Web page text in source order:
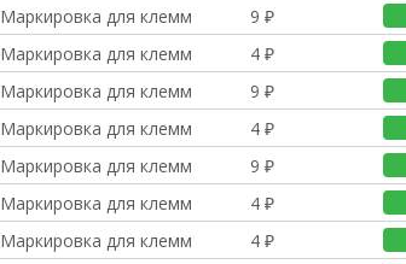
Маркировка для клемм 9 ₽
Маркировка для клемм 4 ₽
Маркировка для клемм 9 ₽
Маркировка для клемм 4 ₽
Маркировка для клемм 9 ₽
Маркировка для клемм 4 ₽
Маркировка для клемм 4 ₽